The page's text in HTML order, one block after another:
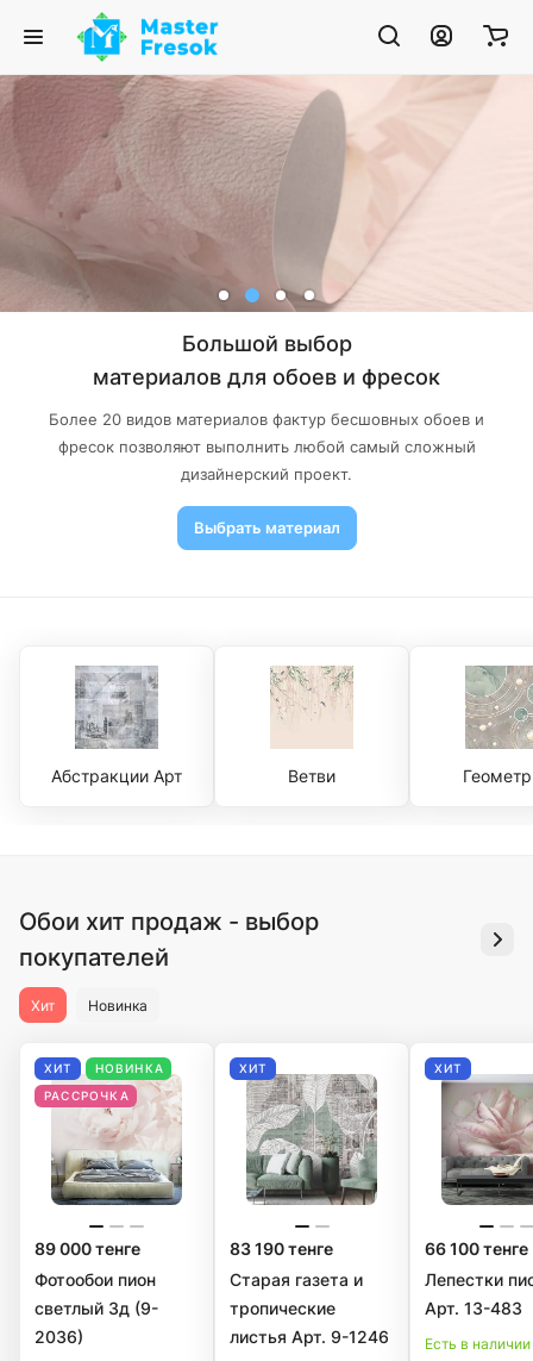
Большой выбор
материалов для обоев и фресок
Более 20 видов материалов фактур бесшовных обоев и
фресок позволяют выполнить любой самый сложный
дизайнерский проект.
Выбрать материал
Абстракции Арт Ветви
Обои хит продаж - выбор
покупателей
Хит Новинка
ХИТ
НОВИНКА
РАССРОЧКА
89 000 тенге
Фотообои пион
светлый 3д (9-
2036)
ХИТ
83 190 тенге
Старая газета и
тропические
листья Арт. 9-1246
ХИТ
66 100 тенге
Лепестки
Арт. 13-483
Есть в наличии